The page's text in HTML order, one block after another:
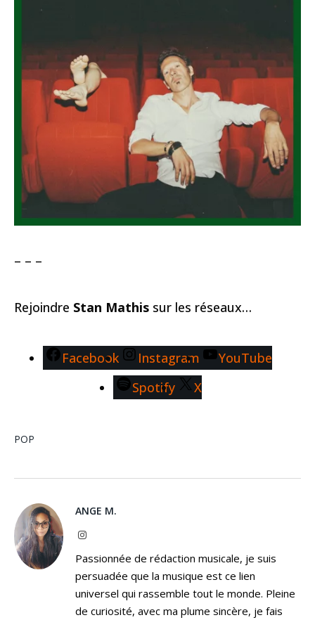
– – –
Rejoindre Stan Mathis sur les réseaux…
Facebook Instagram
YouTube
Spotify
X
POP
ANGE M.
Instagram
Passionnée de rédaction musicale, je suis
persuadée que la musique est ce lien
universel qui rassemble tout le monde. Pleine
de curiosité, avec ma plume sincère, je fais